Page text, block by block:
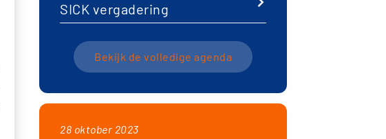
SICK vergadering
Bekijk de volledige agenda
28 oktober 2023